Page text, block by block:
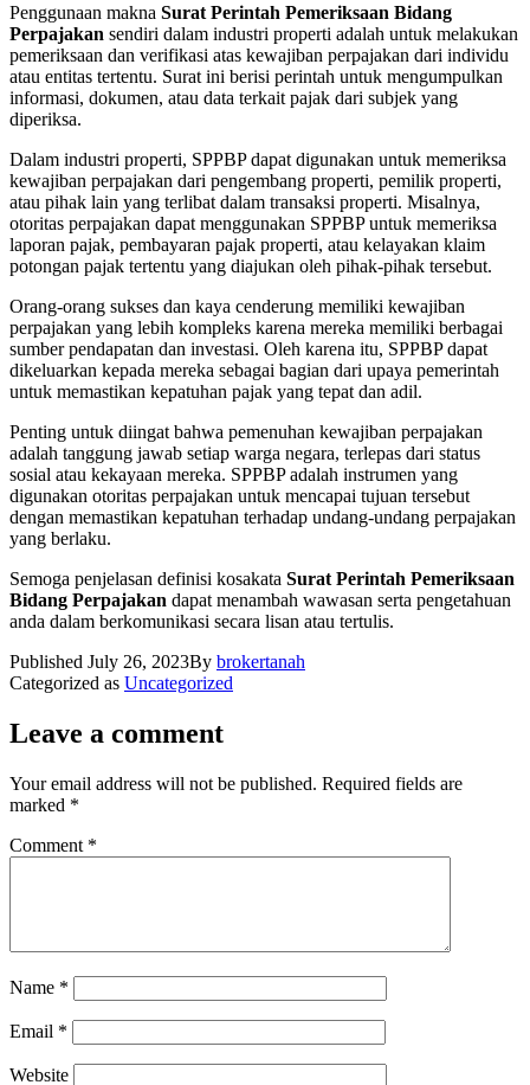
Penggunaan makna Surat Perintah Pemeriksaan Bidang
Perpajakan sendiri dalam industri properti adalah untuk melakukan
pemeriksaan dan verifikasi atas kewajiban perpajakan dari individu
atau entitas tertentu. Surat ini berisi perintah untuk mengumpulkan
informasi, dokumen, atau data terkait pajak dari subjek yang
diperiksa.
Dalam industri properti, SPPBP dapat digunakan untuk memeriksa
kewajiban perpajakan dari pengembang properti, pemilik properti,
atau pihak lain yang terlibat dalam transaksi properti. Misalnya,
otoritas perpajakan dapat menggunakan SPPBP untuk memeriksa
laporan pajak, pembayaran pajak properti, atau kelayakan klaim
potongan pajak tertentu yang diajukan oleh pihak-pihak tersebut.
Orang-orang sukses dan kaya cenderung memiliki kewajiban
perpajakan yang lebih kompleks karena mereka memiliki berbagai
sumber pendapatan dan investasi. Oleh karena itu, SPPBP dapat
dikeluarkan kepada mereka sebagai bagian dari upaya pemerintah
untuk memastikan kepatuhan pajak yang tepat dan adil.
Penting untuk diingat bahwa pemenuhan kewajiban perpajakan
adalah tanggung jawab setiap warga negara, terlepas dari status
sosial atau kekayaan mereka. SPPBP adalah instrumen yang
digunakan otoritas perpajakan untuk mencapai tujuan tersebut
dengan memastikan kepatuhan terhadap undang-undang perpajakan
yang berlaku.
Semoga penjelasan definisi kosakata Surat Perintah Pemeriksaan
Bidang Perpajakan dapat menambah wawasan serta pengetahuan
anda dalam berkomunikasi secara lisan atau tertulis.
Published July 26, 2023By brokertanah
Categorized as Uncategorized
Leave a comment
Your email address will not be published. Required fields are
marked *
Comment *
Name *
Email *
Website